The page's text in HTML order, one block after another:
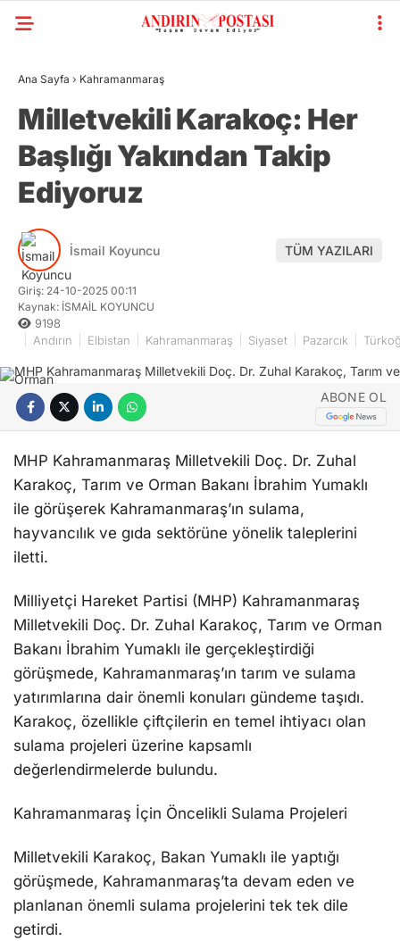
Ana Sayfa › Kahramanmaraş
Milletvekili Karakoç: Her
Başlığı Yakından Takip
Ediyoruz
İsmail Koyuncu TÜM YAZILARI
Giriş: 24-10-2025 00:11
Kaynak: İSMAİL KOYUNCU
9198
Andırın
Elbistan Kahramanmaraş Siyaset Pazarcık
ABONE OL
MHP Kahramanmaraş Milletvekili Doç. Dr. Zuhal
Karakoç, Tarım ve Orman Bakanı İbrahim Yumaklı
ile görüşerek Kahramanmaraş’ın sulama,
hayvancılık ve gıda sektörüne yönelik taleplerini
iletti.
Milliyetçi Hareket Partisi (MHP) Kahramanmaraş
Milletvekili Doç. Dr. Zuhal Karakoç, Tarım ve Orman
Bakanı İbrahim Yumaklı ile gerçekleştirdiği
görüşmede, Kahramanmaraş’ın tarım ve sulama
yatırımlarına dair önemli konuları gündeme taşıdı.
Karakoç, özellikle çiftçilerin en temel ihtiyacı olan
sulama projeleri üzerine kapsamlı
değerlendirmelerde bulundu.
Kahramanmaraş İçin Öncelikli Sulama Projeleri
Milletvekili Karakoç, Bakan Yumaklı ile yaptığı
görüşmede, Kahramanmaraş’ta devam eden ve
planlanan önemli sulama projelerini tek tek dile
getirdi.